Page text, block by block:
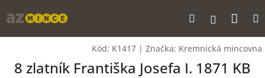
na
Hledat
Kód: K1417 | Značka: Kremnická mincovna
8 zlatník Františka Josefa I. 1871 KB